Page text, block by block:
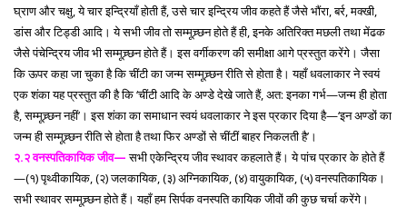
घ्राण और चक्षु, ये चार इन्द्रियाँ होती हैं, उसे चार इन्द्रिय जीव कहते हैं जैसे भौंरा, बर्र, मक्खी,
डांस और टिड्डी आदि। ये सभी जीव तो सम्मूच्र्छन होते हैं ही, इनके अतिरिक्त मछली तथा मेंढक
जैसे पंचेन्द्रिय जीव भी सम्मूच्र्छन होते हैं। इस वर्गीकरण की समीक्षा आगे प्रस्तुत करेंगे। जैसा
कि ऊपर कहा जा चुका है कि चींटी का जन्म सम्मूच्र्छन रीति से होता है। यहाँ धवलाकार ने स्वयं
एक शंका यह प्रस्तुत की है कि ‘चींटी आदि के अण्डे देखे जाते हैं, अत: इनका गर्भ—जन्म ही होता
है, सम्मूच्र्छन नहीं’। इस शंका का समाधान स्वयं धवलाकार ने इस प्रकार दिया है—‘इन अण्डों का
जन्म ही सम्मूच्र्छन रीति से होता है तथा फिर अण्डों से चींटीं बाहर निकलती है’।
२.२ वनस्पतिकायिक जीव—सभी एकेन्द्रिय जीव स्थावर कहलाते हैं। ये पांच प्रकार के होते हैं
—(१) पृथ्वीकायिक, (२) जलकायिक, (३) अग्निकायिक, (४) वायुकायिक, (५) वनस्पतिकायिक।
सभी स्थावर सम्मूच्र्छन होते हैं। यहाँ हम सिर्पक वनस्पति कायिक जीवों की कुछ चर्चा करेंगे।